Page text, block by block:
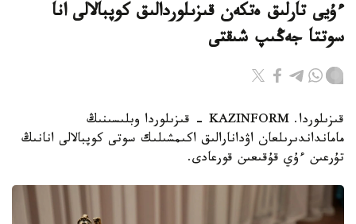
ءۇيى تارلىق ەتكەن قىزىلوردالىق كوپبالالى انا
سوتتا جەڭىپ شىقتى
قىزىلوردا. KAZINFORM - قىزىلوردا وبلىسىنىڭ
مامانداندىرىلعان اۋدانارالىق اكىمشىلىك سوتى كوپبالالى انانىڭ
تۇرعىن ءۇي قۇقىعىن قورعادى.